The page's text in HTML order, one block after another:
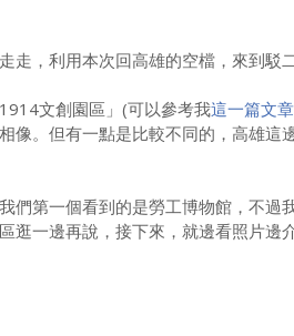
利用本次回高雄的空檔，來到駁二
文創園區」(可以參考我這一篇文章
像。但有一點是比較不同的，高雄這
一個看到的是勞工博物館，不過
一邊再說，接下來，就邊看照片邊介